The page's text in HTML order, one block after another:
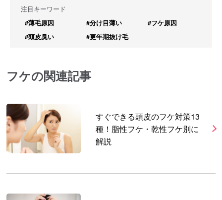
注目キーワード
#薄毛原因
#分け目薄い
#フケ原因
#頭皮臭い
#更年期抜け毛
フケの関連記事
すぐできる頭皮のフケ対策13
種！脂性フケ・乾性フケ別に
解説